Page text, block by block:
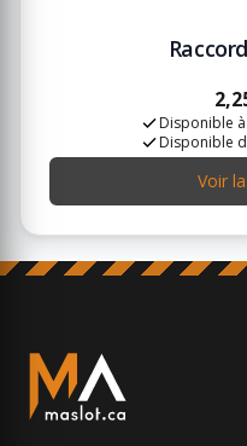
Disponible à
Disponible
Voir